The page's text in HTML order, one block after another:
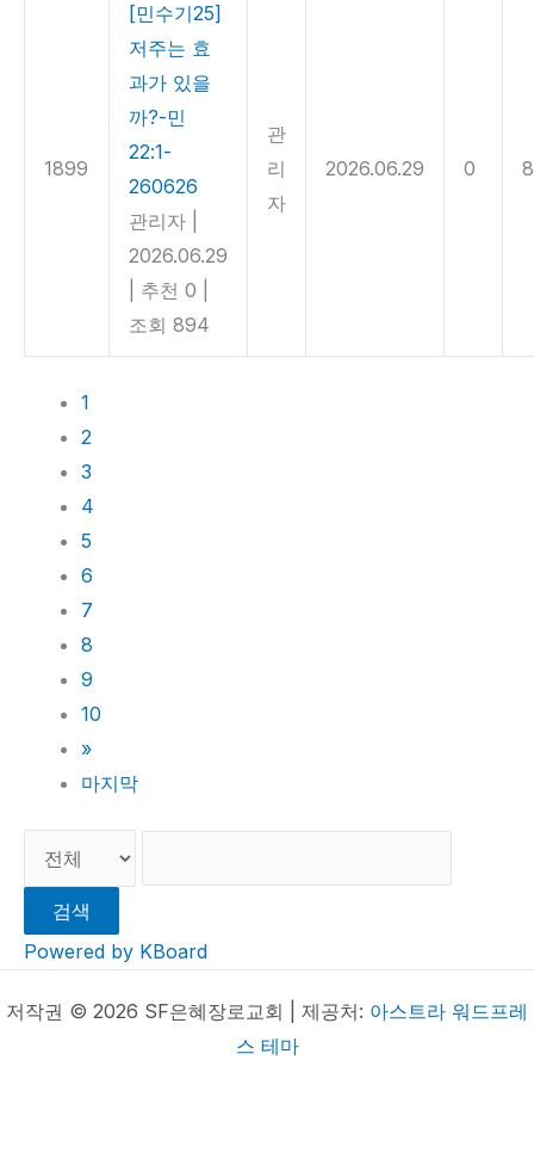
1899
[민수기25]
저주는 효
과가 있을
까?-민
22:1-
260626
관리자
2026.06.29
추천 0
조회 894
관
리
자
2026.06.29 0
1
2
3
4
5
6
7
8
9
10
»
마지막
검색
Powered by KBoard
저작권 © 2026 SF은혜장로교회 | 제공처: 아스트라 워드프레
스 테마